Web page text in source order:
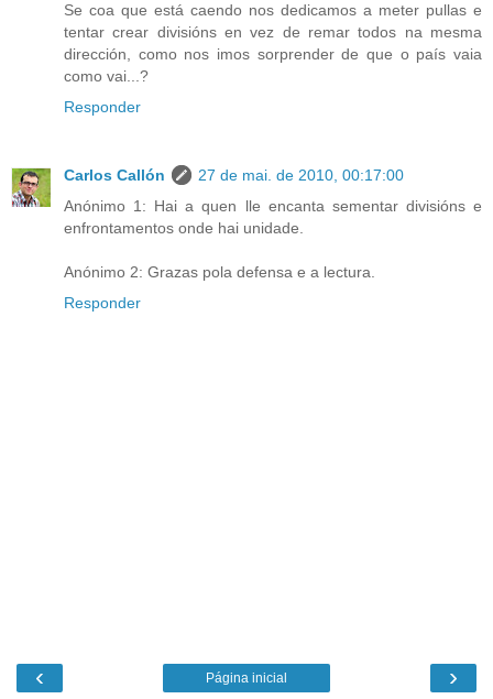
Se coa que está caendo nos dedicamos a meter pullas e
tentar crear divisións en vez de remar todos na mesma
dirección, como nos imos sorprender de que o país vaia
como vai...?
Responder
Carlos Callón
27 de mai. de 2010, 00:17:00
Anónimo 1: Hai a quen lle encanta sementar divisións e
enfrontamentos onde hai unidade.
Anónimo 2: Grazas pola defensa e a lectura.
Responder
‹ ›
Página inicial